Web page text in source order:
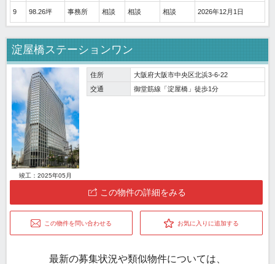
9 98.26坪 事務所 相談 相談 相談 2026年12月1日
淀屋橋ステーションワン
竣工：2025年05月
住所
大阪府大阪市中央区北浜3-6-22
交通
御堂筋線「淀屋橋」徒歩1分
この物件の詳細をみる
この物件を問い合わせる お気に入りに追加する
最新の募集状況や類似物件については、